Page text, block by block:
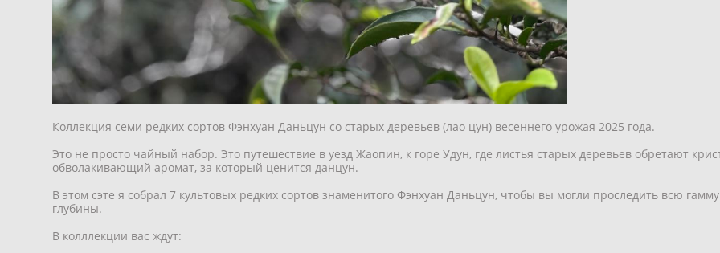
Коллекция семи редких сортов Фэнхуан Даньцун со старых деревьев (лао цун) весеннего урожая 2025 года.
Это не просто чайный набор. Это путешествие в уезд Жаопин, к горе Удун, где листья старых деревьев обретают
обволакивающий аромат, за который ценится данцун.
В этом сэте я собрал 7 культовых редких сортов знаменитого Фэнхуан Даньцун, чтобы вы могли проследить всю
глубины.
В колллекции вас ждут: